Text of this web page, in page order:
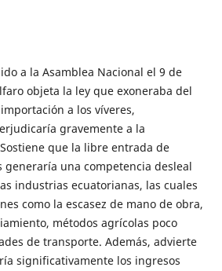
a la Asamblea Nacional el 9 de
objeta la ley que exoneraba del
a los víveres,
gravemente a la
que la libre entrada de
generaría una competencia desleal
industrias ecuatorianas, las cuales
como la escasez de mano de obra,
métodos agrícolas poco
de transporte. Además, advierte
significativamente los ingresos